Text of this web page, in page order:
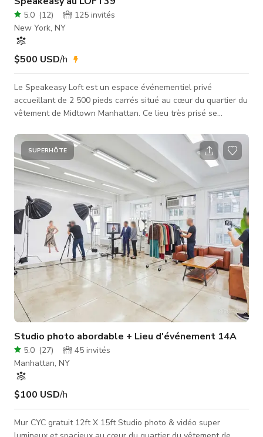
5.0 (12) 125 invités
New York, NY
$500 USD/h
Le Speakeasy Loft est un espace événementiel privé
accueillant de 2 500 pieds carrés situé au cœur du quartier du
vêtement de Midtown Manhattan. Ce lieu très prisé se
speakeasy avec des touches élégantes d'influences
européennes et industrielles. L'espace présente des murs en
briques apparentes classiques, des planchers en bois poli et
un mobilier confortable, offrant une ambiance invitante
parfaitement adaptée à une grande va
SUPERHÔTE
Studio photo abordable + Lieu d'événement 14A
5.0 (27) 45 invités
Manhattan, NY
$100 USD/h
Mur CYC gratuit 12ft X 15ft Studio photo & vidéo super